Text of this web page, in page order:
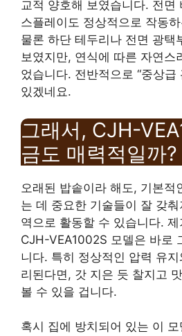
교적 양호해 보였습니다. 전면
스플레이도 정상적으로 작동
물론 하단 테두리나 전면 광택
보였지만, 연식에 따른 자연스
었습니다. 전반적으로 “중상급
있겠네요.
그래서, CJH-
금도 매력적일까?
오래된 밥솥이라 해도, 기본적
는 데 중요한 기술들이 잘 갖
역으로 활동할 수 있습니다.
CJH-VEA1002S 모델은 바로
니다. 특히 정상적인 압력 유
리된다면, 갓 지은 듯 찰지고
볼 수 있을 겁니다.
혹시 집에 방치되어 있는 이